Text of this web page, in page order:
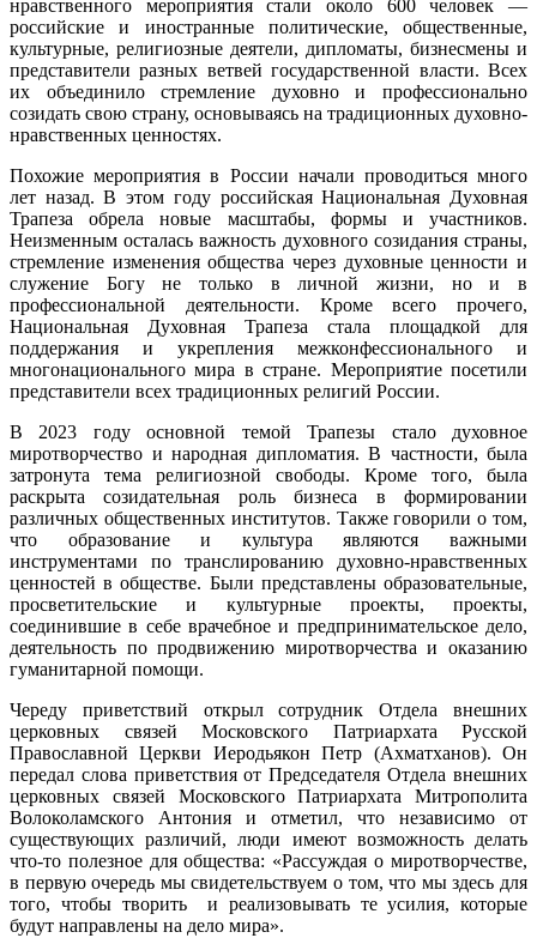
нравственного мероприятия стали около 600 человек —
российские и иностранные политические, общественные,
культурные, религиозные деятели, дипломаты, бизнесмены и
представители разных ветвей государственной власти. Всех
их объединило стремление духовно и профессионально
созидать свою страну, основываясь на традиционных духовно-
нравственных ценностях.
Похожие мероприятия в России начали проводиться много
лет назад. В этом году российская Национальная Духовная
Трапеза обрела новые масштабы, формы и участников.
Неизменным осталась важность духовного созидания страны,
стремление изменения общества через духовные ценности и
служение Богу не только в личной жизни, но и в
профессиональной деятельности. Кроме всего прочего,
Национальная Духовная Трапеза стала площадкой для
поддержания и укрепления межконфессионального и
многонационального мира в стране. Мероприятие посетили
представители всех традиционных религий России.
В 2023 году основной темой Трапезы стало духовное
миротворчество и народная дипломатия. В частности, была
затронута тема религиозной свободы. Кроме того, была
раскрыта созидательная роль бизнеса в формировании
различных общественных институтов. Также говорили о том,
что образование и культура являются важными
инструментами по транслированию духовно-нравственных
ценностей в обществе. Были представлены образовательные,
просветительские и культурные проекты, проекты,
соединившие в себе врачебное и предпринимательское дело,
деятельность по продвижению миротворчества и оказанию
гуманитарной помощи.
Череду приветствий открыл сотрудник Отдела внешних
церковных связей Московского Патриархата Русской
Православной Церкви Иеродьякон Петр (Ахматханов). Он
передал слова приветствия от Председателя Отдела внешних
церковных связей Московского Патриархата Митрополита
Волоколамского Антония и отметил, что независимо от
существующих различий, люди имеют возможность делать
что-то полезное для общества: «Рассуждая о миротворчестве,
в первую очередь мы свидетельствуем о том, что мы здесь для
того, чтобы творить и реализовывать те усилия, которые
будут направлены на дело мира».